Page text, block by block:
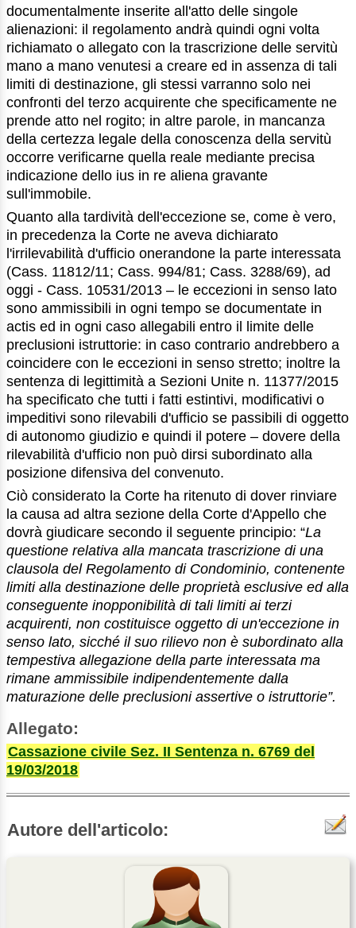
documentalmente inserite all'atto delle singole
alienazioni: il regolamento andrà quindi ogni volta
richiamato o allegato con la trascrizione delle servitù
mano a mano venutesi a creare ed in assenza di tali
limiti di destinazione, gli stessi varranno solo nei
confronti del terzo acquirente che specificamente ne
prende atto nel rogito; in altre parole, in mancanza
della certezza legale della conoscenza della servitù
occorre verificarne quella reale mediante precisa
indicazione dello ius in re aliena gravante
sull'immobile.
Quanto alla tardività dell'eccezione se, come è vero,
in precedenza la Corte ne aveva dichiarato
l'irrilevabilità d'ufficio onerandone la parte interessata
(Cass. 11812/11; Cass. 994/81; Cass. 3288/69), ad
oggi - Cass. 10531/2013 – le eccezioni in senso lato
sono ammissibili in ogni tempo se documentate in
actis ed in ogni caso allegabili entro il limite delle
preclusioni istruttorie: in caso contrario andrebbero a
coincidere con le eccezioni in senso stretto; inoltre la
sentenza di legittimità a Sezioni Unite n. 11377/2015
ha specificato che tutti i fatti estintivi, modificativi o
impeditivi sono rilevabili d'ufficio se passibili di oggetto
di autonomo giudizio e quindi il potere – dovere della
rilevabilità d'ufficio non può dirsi subordinato alla
posizione difensiva del convenuto.
Ciò considerato la Corte ha ritenuto di dover rinviare
la causa ad altra sezione della Corte d'Appello che
dovrà giudicare secondo il seguente principio: “La
questione relativa alla mancata trascrizione di una
clausola del Regolamento di Condominio, contenente
limiti alla destinazione delle proprietà esclusive ed alla
conseguente inopponibilità di tali limiti ai terzi
acquirenti, non costituisce oggetto di un'eccezione in
senso lato, sicché il suo rilievo non è subordinato alla
tempestiva allegazione della parte interessata ma
rimane ammissibile indipendentemente dalla
maturazione delle preclusioni assertive o istruttorie”.
Allegato:
Cassazione civile Sez. II Sentenza n. 6769 del
19/03/2018
Autore dell'articolo: